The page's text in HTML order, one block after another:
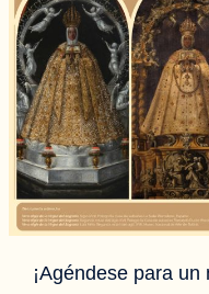
¡Agéndese para